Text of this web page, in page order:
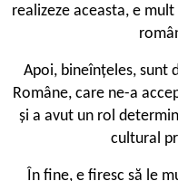
realizeze aceasta, e
Apoi, bineînțeles, sunt
Române, care ne-a
și a avut un rol
cultural
În fine, e firesc să le